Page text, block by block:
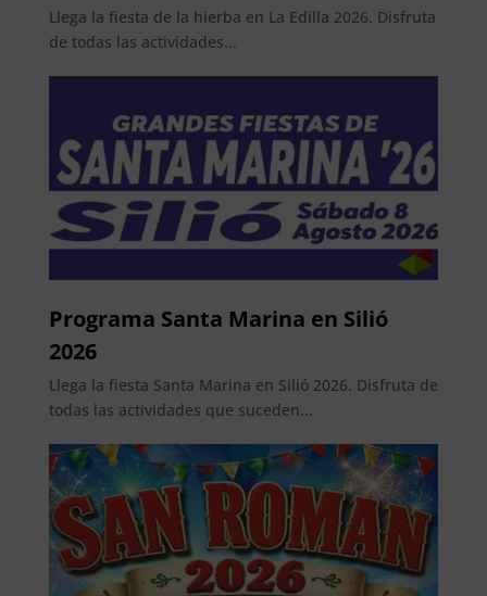
Llega la fiesta de la hierba en La Edilla 2026. Disfruta
de todas las actividades...
Programa Santa Marina en Silió
2026
Llega la fiesta Santa Marina en Silió 2026. Disfruta de
todas las actividades que suceden...